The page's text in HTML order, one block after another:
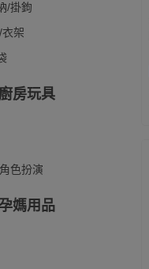
/掛鉤
架
房玩具
色扮演
媽用品